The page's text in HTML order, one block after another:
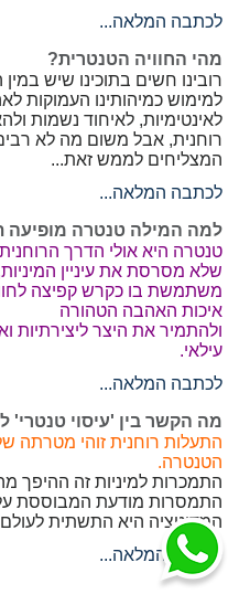
לכתבה המלאה...
מהי החוויה הטנטרית?
רובינו חשים בתוכינו שיש
למימוש כמיהותינו העמוקות
לאינטימיות, לאיחוד נשמות
רוחנית, אבל משום מה לא
המצליחים לממש זאת...
לכתבה המלאה...
למה המילה טנטרה מופיעה
טנטרה היא אולי הדרך
שלא מסרסת את עיניין
משתמשת בו כקרש קפיצה
איכות האהבה הטהורה
ולהתמיר את היצר ליצירתיות
עילאי.
לכתבה המלאה...
מה הקשר בין 'עיסוי טנטרי'
התעלות רוחנית זוהי מטרתה
הטנטרה.
התמכרות למיניות זה ההיפך
התמסרות מודעת המבוססת על
המדיטציה היא התשתית
לכתבה המלאה...